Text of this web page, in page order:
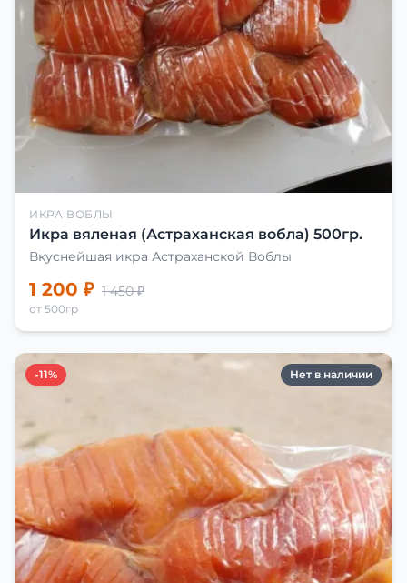
ИКРА ВОБЛЫ
Икра вяленая (Астраханская вобла) 500гр.
Вкуснейшая икра Астраханской Воблы
1 200 ₽ 1 450 ₽
от 500гр
-11% Нет в наличии